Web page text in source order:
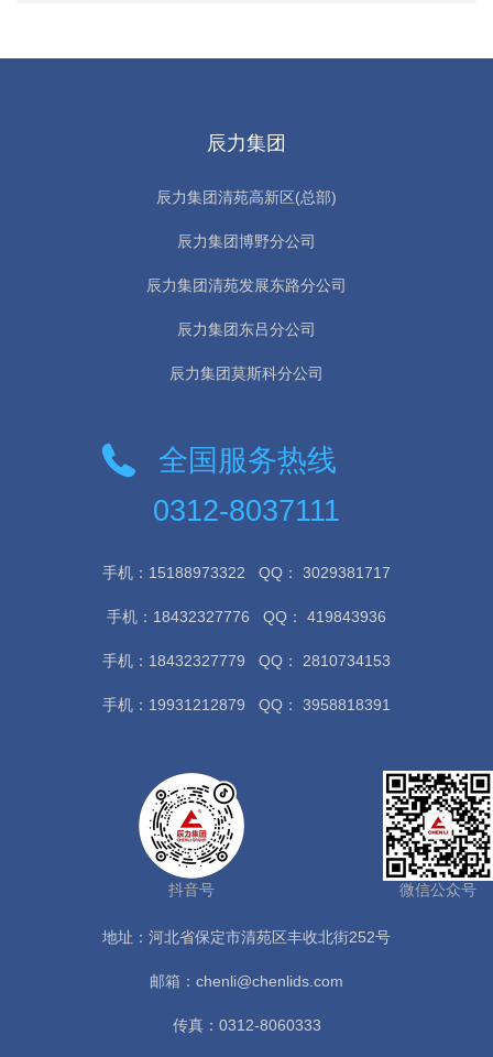
辰力集团
辰力集团清苑高新区(总部)
辰力集团博野分公司
辰力集团清苑发展东路分公司
辰力集团东吕分公司
辰力集团莫斯科分公司
全国服务热线
0312-8037111
手机：15188973322 QQ： 3029381717
手机：18432327776 QQ： 419843936
手机：18432327779 QQ： 2810734153
手机：19931212879 QQ： 3958818391
抖音号 微信公众号
地址：河北省保定市清苑区丰收北街252号
邮箱：chenli@chenlids.com
传真：0312-8060333